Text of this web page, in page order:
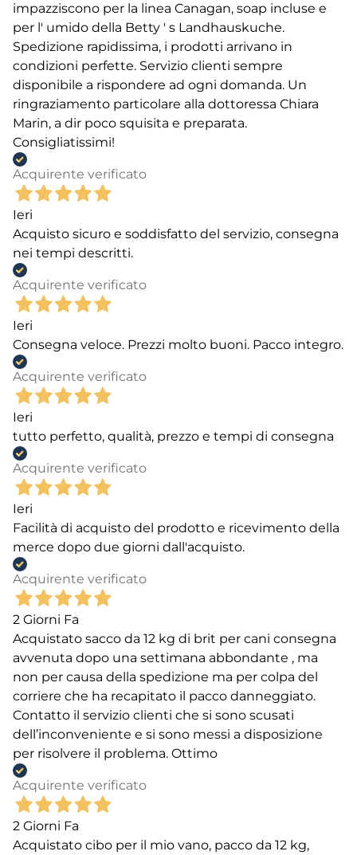
impazziscono per la linea Canagan, soap incluse e
per l' umido della Betty ' s Landhauskuche.
Spedizione rapidissima, i prodotti arrivano in
condizioni perfette. Servizio clienti sempre
disponibile a rispondere ad ogni domanda. Un
ringraziamento particolare alla dottoressa Chiara
Marin, a dir poco squisita e preparata.
Consigliatissimi!
Acquirente verificato
Ieri
Acquisto sicuro e soddisfatto del servizio, consegna
nei tempi descritti.
Acquirente verificato
Ieri
Consegna veloce. Prezzi molto buoni. Pacco integro.
Acquirente verificato
Ieri
tutto perfetto, qualità, prezzo e tempi di consegna
Acquirente verificato
Ieri
Facilità di acquisto del prodotto e ricevimento della
merce dopo due giorni dall'acquisto.
Acquirente verificato
2 Giorni Fa
Acquistato sacco da 12 kg di brit per cani consegna
avvenuta dopo una settimana abbondante , ma
non per causa della spedizione ma per colpa del
corriere che ha recapitato il pacco danneggiato.
Contatto il servizio clienti che si sono scusati
dell’inconveniente e si sono messi a disposizione
per risolvere il problema. Ottimo
Acquirente verificato
2 Giorni Fa
Acquistato cibo per il mio vano, pacco da 12 kg,